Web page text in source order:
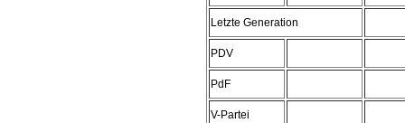
Letzte Generation
PDV
PdF
V-Partei